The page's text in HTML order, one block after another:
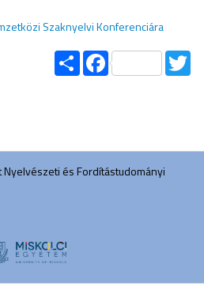
Szaknyelvi Konferenciára
ShareFacebook
és Fordítástudományi